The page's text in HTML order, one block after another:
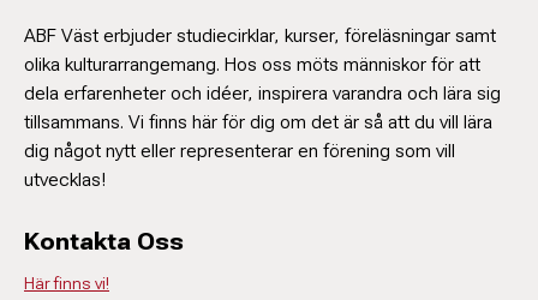
ABF Väst erbjuder studiecirklar, kurser, föreläsningar samt
olika kulturarrangemang. Hos oss möts människor för att
dela erfarenheter och idéer, inspirera varandra och lära sig
tillsammans. Vi finns här för dig om det är så att du vill lära
dig något nytt eller representerar en förening som vill
utvecklas!
Kontakta Oss
Här finns vi!